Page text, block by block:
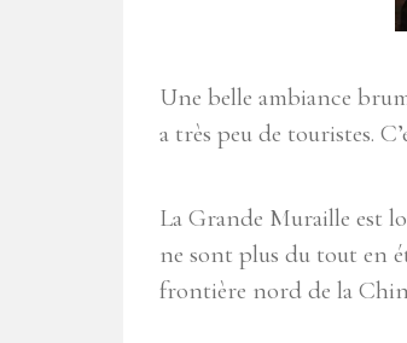
Une belle ambiance
a très peu de touristes.
La Grande Muraille est
ne sont plus du tout en
frontière nord de la